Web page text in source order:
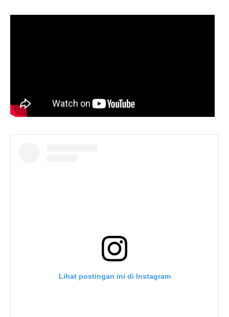
Lihat postingan ini di Instagram